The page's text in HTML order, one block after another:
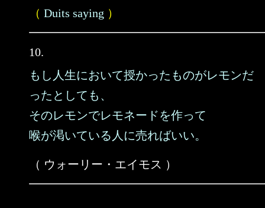
（ Duits saying ）
10.
もし人生において授かったものがレモンだ
ったとしても、
そのレモンでレモネードを作って
喉が渇いている人に売ればいい。
（ ウォーリー・エイモス ）